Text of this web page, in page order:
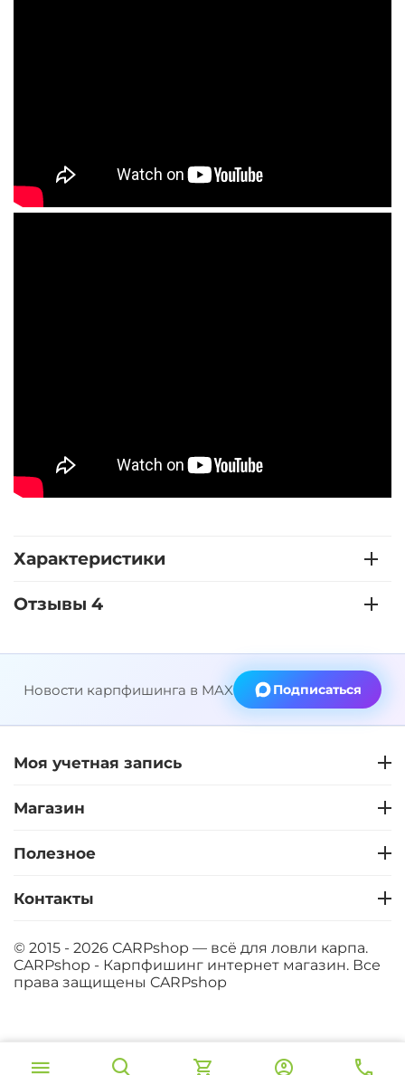
Характеристики
Отзывы 4
Новости карпфишинга в MAX Подписаться
Моя учетная запись
Магазин
Полезное
Контакты
© 2015 - 2026 CARPshop — всё для ловли карпа.
CARPshop - Карпфишинг интернет магазин. Все
права защищены CARPshop
‍8 067‍ В корзину